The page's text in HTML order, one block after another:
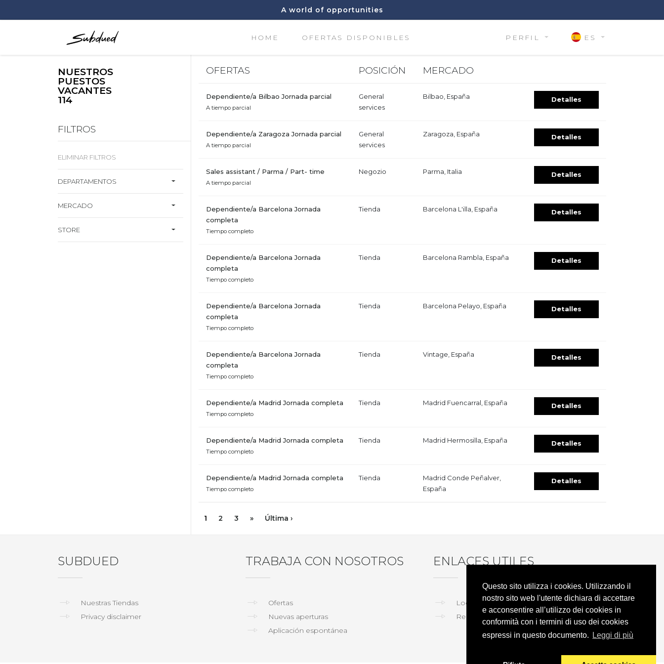
Questo sito utilizza i cookies. Utilizzando il
nostro sito web l'utente dichiara di accettare
e acconsentire all’utilizzo dei cookies in
conformità con i termini di uso dei cookies
espressi in questo documento.
Leggi di più
A world of opportunities
HOME OFERTAS DISPONIBLES PERFIL ES
NUESTROS
PUESTOS
VACANTES
116
FILTROS
ELIMINAR FILTROS
DEPARTAMENTOS
MERCADO
STORE
OFERTAS POSICIÓN MERCADO
Dependiente/a Bilbao Jornada parcial
A tiempo parcial
General
services
Bilbao, España Detalles
Dependiente/a Zaragoza Jornada parcial
A tiempo parcial
General
services
Zaragoza, España Detalles
Sales assistant / Parma / Part- time
A tiempo parcial
Negozio Parma, Italia Detalles
Dependiente/a Barcelona Jornada
completa
Tiempo completo
Tienda Barcelona L'illa, España Detalles
Dependiente/a Barcelona Jornada
completa
Tiempo completo
Tienda Barcelona Rambla, España Detalles
Dependiente/a Barcelona Jornada
completa
Tiempo completo
Tienda Barcelona Pelayo, España Detalles
Dependiente/a Barcelona Jornada
completa
Tiempo completo
Tienda Vintage, España Detalles
Dependiente/a Madrid Jornada completa
Tiempo completo
Tienda Madrid Fuencarral, España Detalles
Dependiente/a Madrid Jornada completa
Tiempo completo
Tienda Madrid Hermosilla, España Detalles
Dependiente/a Madrid Jornada completa
Tiempo completo
Tienda
Madrid Conde Peñalver,
España
Detalles
1 2 3 » Última ›
SUBDUED
Nuestras Tiendas
Privacy disclaimer
TRABAJA CON NOSOTROS
Ofertas
Nuevas aperturas
Aplicación espontánea
ENLACES UTILES
Login
Registro